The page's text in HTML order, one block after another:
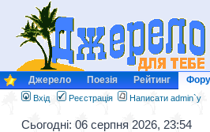
Джерело Поезія Рейтинг
Вхід Реєстрація Написати admin`у
Сьогодні: 06 серпня 2026, 23:54